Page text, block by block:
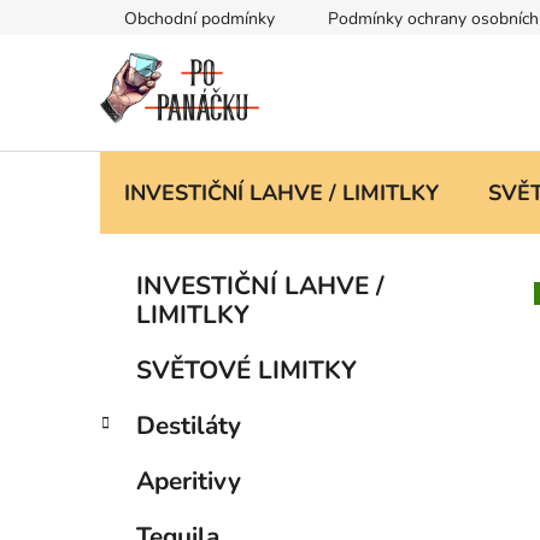
Obchodní podmínky Podmínky ochrany
INVESTIČNÍ LAHVE / LIMITLKY
a
Přeskočit
kategorie
r
INVESTIČNÍ LAHVE /
LIMITLKY
SVĚTOVÉ LIMITKY
Destiláty
Aperitivy